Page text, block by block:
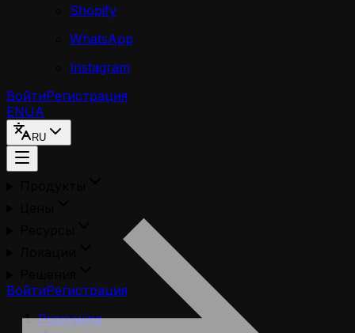
Shopify
WhatsApp
Instagram
ВойтиРегистрация
ENUA
RU
ВойтиРегистрация
Proxywing